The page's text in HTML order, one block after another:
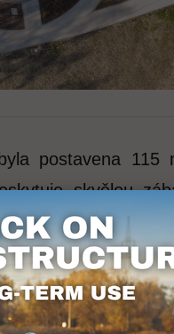
postavena 115
skvělou
nejen mimořádně
místem pro